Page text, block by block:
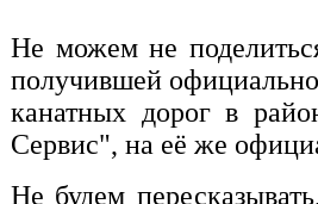
Не можем не
получившей
канатных дорог в
Сервис", на её же
Не будем